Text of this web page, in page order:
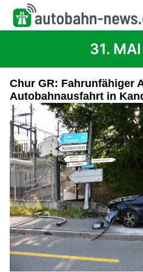
31.
Chur GR: Fahrunfähiger
Autobahnausfahrt in